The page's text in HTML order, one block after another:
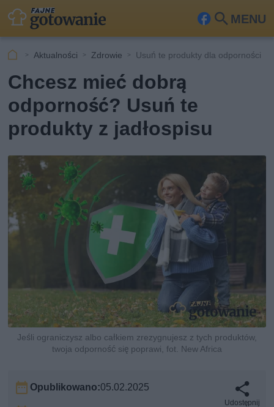
MENU
Fa
ook
Szu
Aktualności Zdrowie Usuń te produkty dla odporności
Chcesz mieć dobrą
odporność? Usuń te
produkty z jadłospisu
Jeśli ograniczysz albo całkiem zrezygnujesz z tych produktów,
twoja odporność się poprawi, fot. New Africa
Opublikowano:05.02.2025
Udostępnij